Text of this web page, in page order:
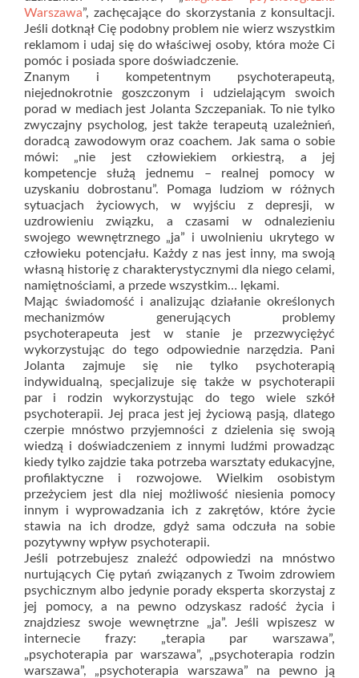
Warszawa”, zachęcające do skorzystania z konsultacji.
Jeśli dotknął Cię podobny problem nie wierz wszystkim
reklamom i udaj się do właściwej osoby, która może Ci
pomóc i posiada spore doświadczenie.
Znanym i kompetentnym psychoterapeutą,
niejednokrotnie goszczonym i udzielającym swoich
porad w mediach jest Jolanta Szczepaniak. To nie tylko
zwyczajny psycholog, jest także terapeutą uzależnień,
doradcą zawodowym oraz coachem. Jak sama o sobie
mówi: „nie jest człowiekiem orkiestrą, a jej
kompetencje służą jednemu – realnej pomocy w
uzyskaniu dobrostanu”. Pomaga ludziom w różnych
sytuacjach życiowych, w wyjściu z depresji, w
uzdrowieniu związku, a czasami w odnalezieniu
swojego wewnętrznego „ja” i uwolnieniu ukrytego w
człowieku potencjału. Każdy z nas jest inny, ma swoją
własną historię z charakterystycznymi dla niego celami,
namiętnościami, a przede wszystkim… lękami.
Mając świadomość i analizując działanie określonych
mechanizmów generujących problemy
psychoterapeuta jest w stanie je przezwyciężyć
wykorzystując do tego odpowiednie narzędzia. Pani
Jolanta zajmuje się nie tylko psychoterapią
indywidualną, specjalizuje się także w psychoterapii
par i rodzin wykorzystując do tego wiele szkół
psychoterapii. Jej praca jest jej życiową pasją, dlatego
czerpie mnóstwo przyjemności z dzielenia się swoją
wiedzą i doświadczeniem z innymi ludźmi prowadząc
kiedy tylko zajdzie taka potrzeba warsztaty edukacyjne,
profilaktyczne i rozwojowe. Wielkim osobistym
przeżyciem jest dla niej możliwość niesienia pomocy
innym i wyprowadzania ich z zakrętów, które życie
stawia na ich drodze, gdyż sama odczuła na sobie
pozytywny wpływ psychoterapii.
Jeśli potrzebujesz znaleźć odpowiedzi na mnóstwo
nurtujących Cię pytań związanych z Twoim zdrowiem
psychicznym albo jedynie porady eksperta skorzystaj z
jej pomocy, a na pewno odzyskasz radość życia i
znajdziesz swoje wewnętrzne „ja”. Jeśli wpiszesz w
internecie frazy: „terapia par warszawa”,
„psychoterapia par warszawa”, „psychoterapia rodzin
warszawa”, „psychoterapia warszawa” na pewno ją